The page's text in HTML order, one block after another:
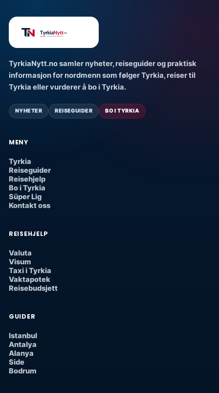
TyrkiaNytt.no samler nyheter, reiseguider og praktisk
informasjon for nordmenn som følger Tyrkia, reiser til
Tyrkia eller vurderer å bo i Tyrkia.
NYHETER REISEGUIDER BO I TYRKIA
MENY
Tyrkia
Reiseguider
Reisehjelp
Bo i Tyrkia
Süper Lig
Kontakt oss
REISEHJELP
Valuta
Visum
Taxi i Tyrkia
Vaktapotek
Reisebudsjett
GUIDER
Istanbul
Antalya
Alanya
Side
Bodrum